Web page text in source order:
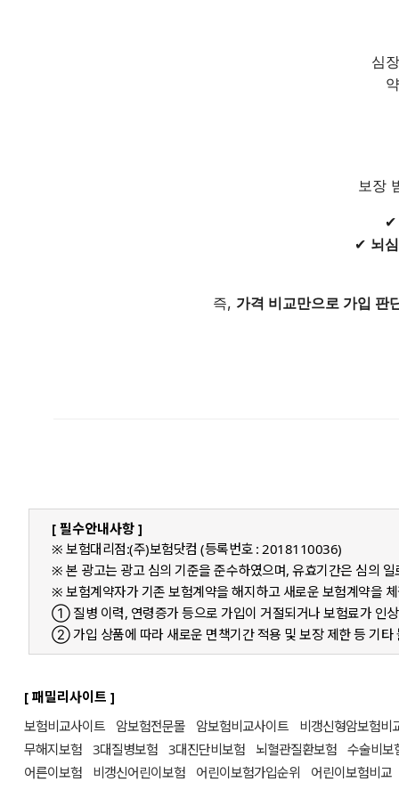
심
보장
✔ 뇌
즉, 가격 비교만으로 가입 판
[ 필수안내사항 ]
※ 보험대리점:(주)보험닷컴 (등록번호 : 2018110036)
※ 본 광고는 광고 심의 기준을 준수하였으며, 유효기간은 심의
※ 보험계약자가 기존 보험계약을 해지하고 새로운 보험계약을
① 질병 이력, 연령증가 등으로 가입이 거절되거나 보험료가 인
② 가입 상품에 따라 새로운 면책기간 적용 및 보장 제한 등 기타
[ 패밀리사이트 ]
보험비교사이트
암보험전문몰 암보험비교사이트
비갱신형암보험비
무해지보험 3대질병보험 3대진단비보험 뇌혈관질환보험 수술비보
어른이보험
비갱신어린이보험 어린이보험가입순위 어린이보험비교